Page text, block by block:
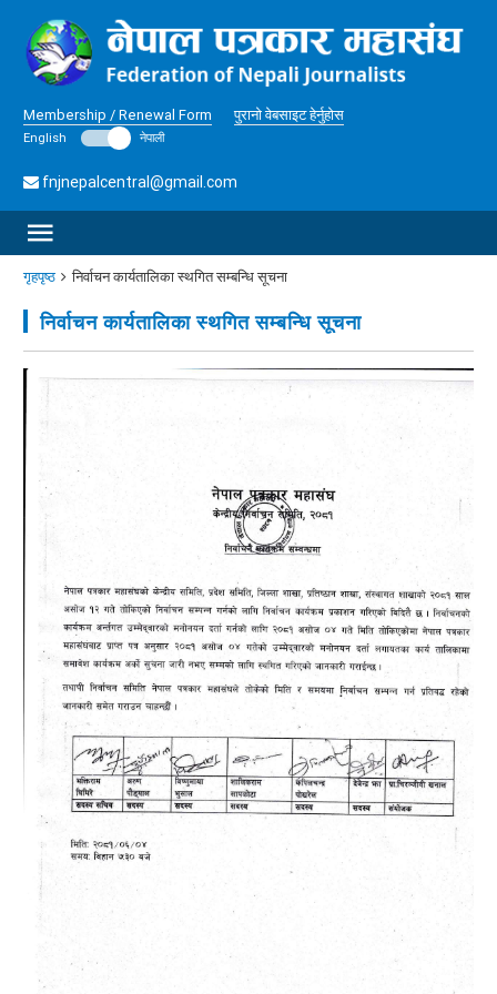
Membership / Renewal Form पुरानो वेबसाइट हेर्नुहोस
English नेपाली
fnjnepalcentral@gmail.com
गृहपृष्ठ निर्वाचन कार्यतालिका स्थगित सम्बन्धि सूचना
निर्वाचन कार्यतालिका स्थगित सम्बन्धि सूचना